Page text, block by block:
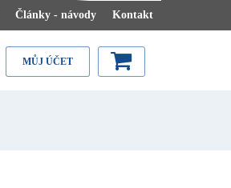
Články - návody Kontakt
MŮJ ÚČET